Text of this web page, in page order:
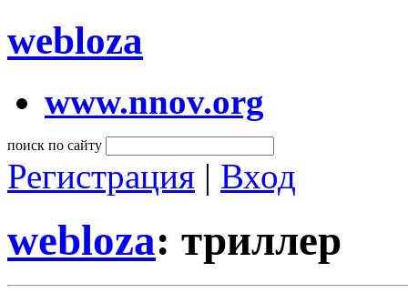
webloza
www.nnov.org
поиск по сайту
Регистрация | Вход
webloza: триллер